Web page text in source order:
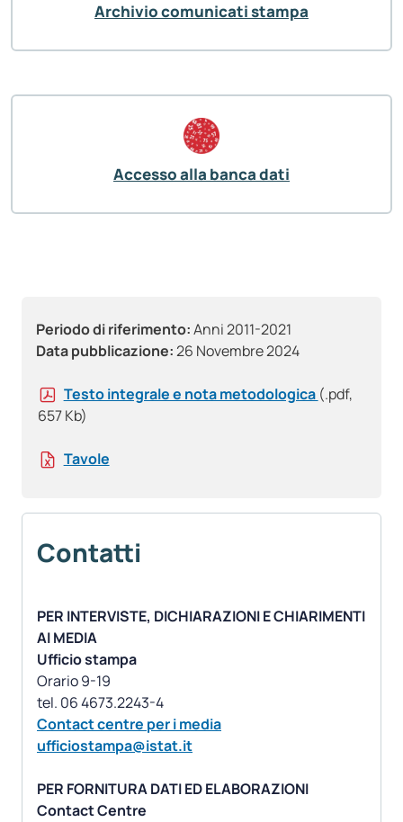
Periodo di riferimento:Anni 2011-2021
Data pubblicazione:26 Novembre 2024
Testo integrale e nota metodologica (.pdf,
657 Kb)
Tavole
Contatti
PER INTERVISTE, DICHIARAZIONI E CHIARIMENTI
AI MEDIA
Ufficio stampa
Orario 9-19
Contact centre per i media
ufficiostampa@istat.it
PER FORNITURA DATI ED ELABORAZIONI
Contact Centre
Archivio comunicati stampa
Accesso alla banca dati